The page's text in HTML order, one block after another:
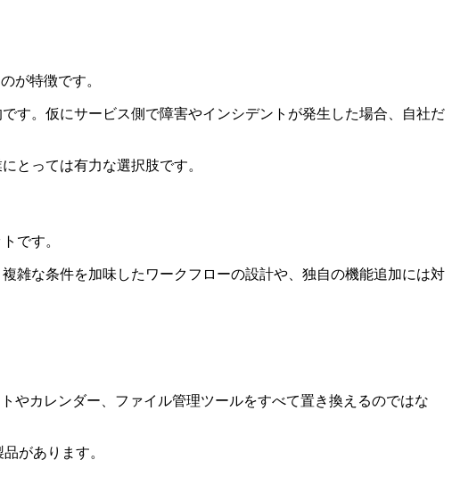
が特徴です。
す。仮にサービス側で障害やインシデントが発生した場合、自社だ
とっては有力な選択肢です。
です。
雑な条件を加味したワークフローの設計や、独自の機能追加には対
やカレンダー、ファイル管理ツールをすべて置き換えるのではな
があります。